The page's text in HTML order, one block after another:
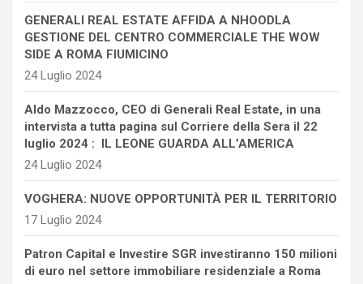
GENERALI REAL ESTATE AFFIDA A NHOODLA
GESTIONE DEL CENTRO COMMERCIALE THE WOW
SIDE A ROMA FIUMICINO
24 Luglio 2024
Aldo Mazzocco, CEO di Generali Real Estate, in una
intervista a tutta pagina sul Corriere della Sera il 22
luglio 2024 : IL LEONE GUARDA ALL’AMERICA
24 Luglio 2024
VOGHERA: NUOVE OPPORTUNITÀ PER IL TERRITORIO
17 Luglio 2024
Patron Capital e Investire SGR investiranno 150 milioni
di euro nel settore immobiliare residenziale a Roma